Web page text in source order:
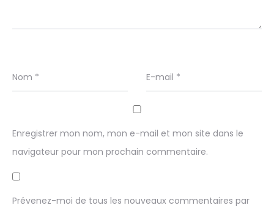
Nom * E-mail *
Enregistrer mon nom, mon e-mail et mon site dans le
navigateur pour mon prochain commentaire.
Prévenez-moi de tous les nouveaux commentaires par